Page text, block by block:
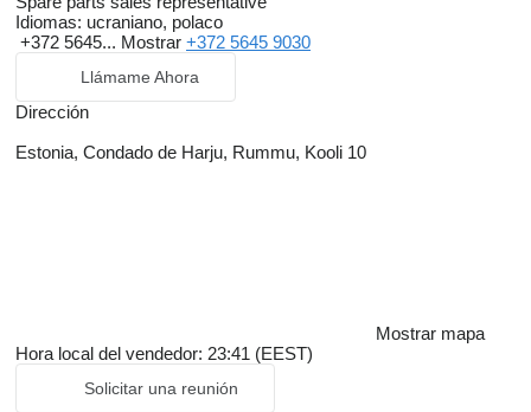
Idiomas: ucraniano, polaco
+372 5645... Mostrar +372 5645 9030
Llámame Ahora
Dirección
Estonia, Condado de Harju, Rummu, Kooli 10
Mostrar mapa
Hora local del vendedor: 23:41 (EEST)
Solicitar una reunión